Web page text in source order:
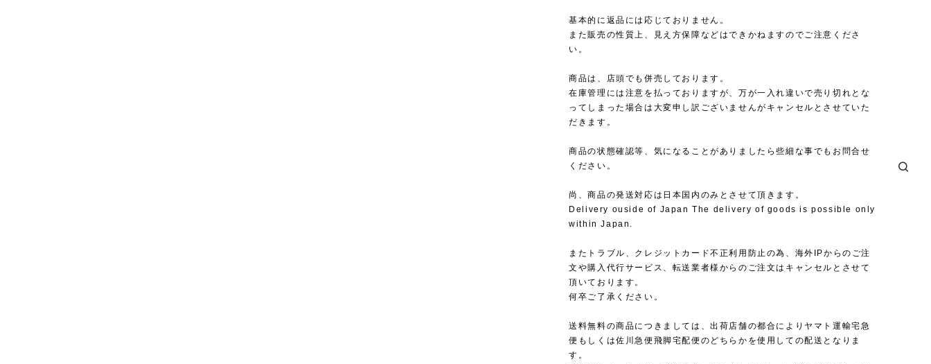
基本的に返品には応じておりません。
また販売の性質上、見え方保障などはできかねますのでご注意くださ
い。
商品は、店頭でも併売しております。
在庫管理には注意を払っておりますが、万が一入れ違いで売り切れとな
ってしまった場合は大変申し訳ございませんがキャンセルとさせていた
だきます。
商品の状態確認等、気になることがありましたら些細な事でもお問合せ
ください。
尚、商品の発送対応は日本国内のみとさせて頂きます。
Delivery ouside of Japan The delivery of goods is possible only
within Japan.
またトラブル、クレジットカード不正利用防止の為、海外IPからのご注
文や購入代行サービス、転送業者様からのご注文はキャンセルとさせて
頂いております。
何卒ご了承ください。
送料無料の商品につきましては、出荷店舗の都合によりヤマト運輸宅急
便もしくは佐川急便飛脚宅配便のどちらかを使用しての配送となりま
す。